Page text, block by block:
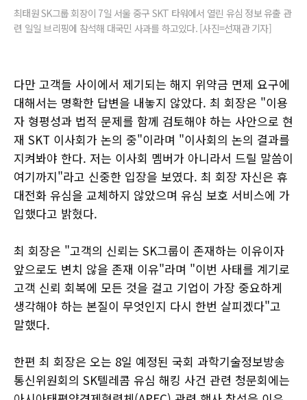
최태원 SK그룹 회장이 7일 서울 중구 SKT 타워에서 열린 유심 정보 유출 관
련 일일 브리핑에 참석해 대국민 사과를 하고있다. [사진=선재관 기자]
다만 고객들 사이에서 제기되는 해지 위약금 면제 요구에
대해서는 명확한 답변을 내놓지 않았다. 최 회장은 "이용
자 형평성과 법적 문제를 함께 검토해야 하는 사안으로 현
재 SKT 이사회가 논의 중"이라며 "이사회의 논의 결과를
지켜봐야 한다. 저는 이사회 멤버가 아니라서 드릴 말씀이
여기까지"라고 신중한 입장을 보였다. 최 회장 자신은 휴
대전화 유심을 교체하지 않았으며 유심 보호 서비스에 가
입했다고 밝혔다.
최 회장은 "고객의 신뢰는 SK그룹이 존재하는 이유이자
앞으로도 변치 않을 존재 이유"라며 "이번 사태를 계기로
고객 신뢰 회복에 모든 것을 걸고 기업이 가장 중요하게
생각해야 하는 본질이 무엇인지 다시 한번 살피겠다"고
말했다.
한편 최 회장은 오는 8일 예정된 국회 과학기술정보방송
통신위원회의 SK텔레콤 유심 해킹 사건 관련 청문회에는